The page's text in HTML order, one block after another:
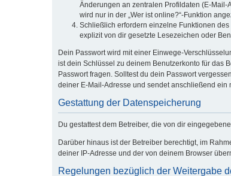
Änderungen an zentralen Profildaten (E-
wird nur in der „Wer ist online?“-Funktion
Schließlich erfordern einzelne Funktionen
explizit von dir gesetzte Lesezeichen oder
Dein Passwort wird mit einer Einwege-
ist dein Schlüssel zu deinem Benutzerkonto für das
Passwort fragen. Solltest du dein Passwort
deiner E-Mail-Adresse und sendet anschließend ein
Gestattung der Datenspeicherung
Du gestattest dem Betreiber, die von dir
Darüber hinaus ist der Betreiber berechtigt, im
deiner IP-Adresse und der von deinem Browser
Regelungen bezüglich der Weitergabe